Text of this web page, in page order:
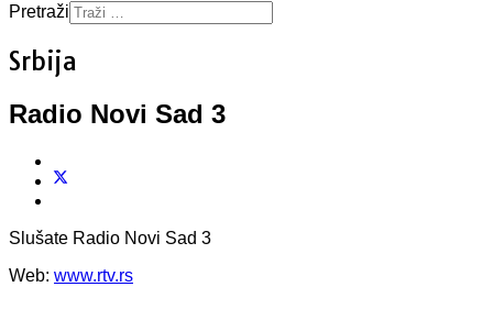
Pretraži
Srbija
Radio Novi Sad 3
Slušate Radio Novi Sad 3
Web: www.rtv.rs